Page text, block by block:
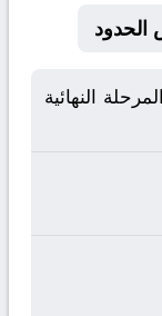
النهائية